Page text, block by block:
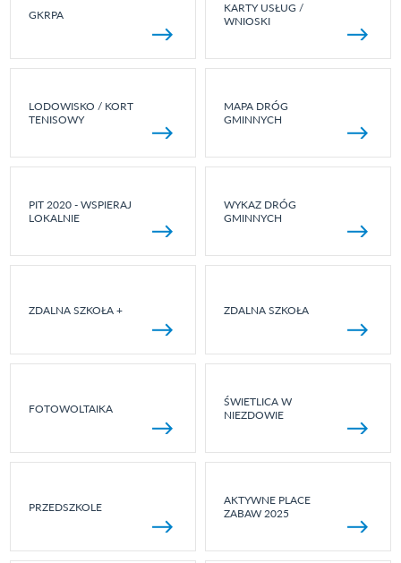
GKRPA
KARTY USŁUG /
WNIOSKI
LODOWISKO / KORT
TENISOWY
MAPA DRÓG
GMINNYCH
PIT 2020 - WSPIERAJ
LOKALNIE
WYKAZ DRÓG
GMINNYCH
ZDALNA SZKOŁA + ZDALNA SZKOŁA
FOTOWOLTAIKA
ŚWIETLICA W
NIEZDOWIE
PRZEDSZKOLE
AKTYWNE PLACE
ZABAW 2025